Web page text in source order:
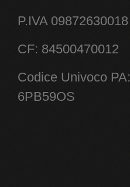
P.IVA 09872630018
CF: 84500470012
Codice Univoco PA:
6PB59OS